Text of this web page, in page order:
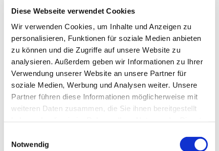
Diese Webseite verwendet Cookies
Wir verwenden Cookies, um Inhalte und Anzeigen zu
personalisieren, Funktionen für soziale Medien anbieten
zu können und die Zugriffe auf unsere Website zu
analysieren. Außerdem geben wir Informationen zu Ihrer
Verwendung unserer Website an unsere Partner für
soziale Medien, Werbung und Analysen weiter. Unsere
Partner führen diese Informationen möglicherweise mit
weiteren Daten zusammen, die Sie ihnen bereitgestellt
Notwendig
Ein perfekter Whirlpool für die ganze Familie.
Master Spas Twilight 8.2 bietet viel Platz mit bester
Massage und perfekter Ergonomie für die ganze
Familie.
Ob StressRelief Neck und Shoulder Sitz oder Master
Blaster Fußreflex Massage ist hier Hydrotherapie auf
höchstem Niveau.
Das Orion Light System sorgt für perfektes Ambiente
Mit der besten Isolation, die es aktuell auf dem Markt